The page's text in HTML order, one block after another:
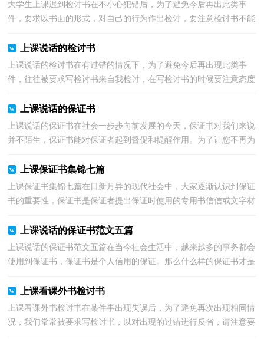
大学生上课迟到检讨书在不小心犯错后，为了避免今后再出此类事
件，要求以书面的形式，对自己的行为作出检讨，要注意检讨书不能
上课说话的检讨书
上课说话的检讨书在有过错的情况下，为了避免今后再出现此类事
件，往往被要求写检讨书来自我检讨，在写检讨书的时候要注意态度
上课说话的保证书
上课说话的保证书在社会一步步向前发展的今天，保证书对我们来说
并不陌生，保证书能对保证者起到督促和提醒作用。为了让您不再为
上课保证书集锦七篇
上课保证书集锦七篇在日新月异的现代社会中，大家逐渐认识到保证
书的重要性，保证书是保证者提出保证时使用的专用书信信或文字材
上课说话的保证书范文五篇
上课说话的保证书范文五篇在当今社会生活中，越来越多的事务都会
使用到保证书，保证书是个人信用的保证。那么什么样的保证书才是
上课看课外书检讨书
上课看课外书检讨书在某件事出现失误后，为了避免再次出现相同情
况，我们常常被要求写检讨书，以对出现的过错进行反省，请注意要